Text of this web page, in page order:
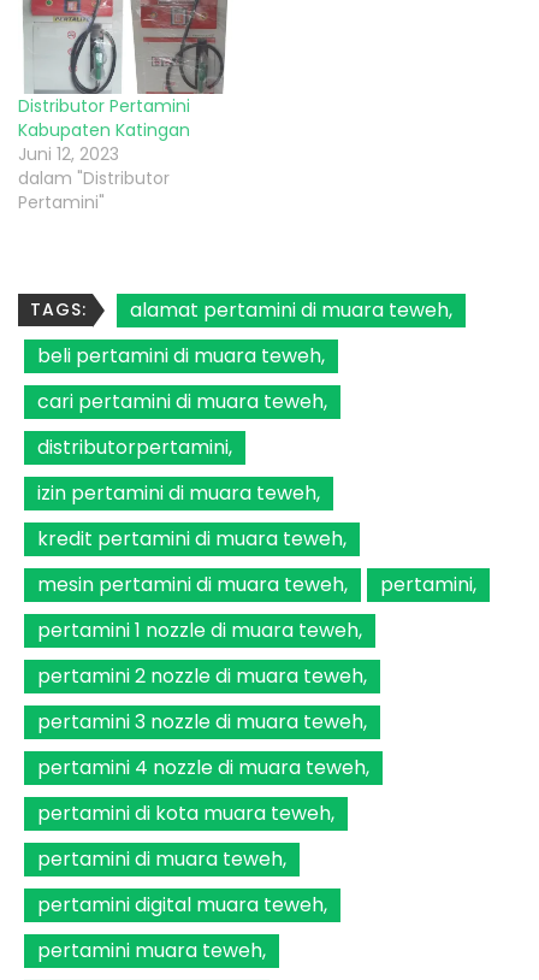
Distributor Pertamini
Kabupaten Katingan
Juni 12, 2023
dalam "Distributor
Pertamini"
TAGS:
alamat pertamini di muara teweh
beli pertamini di muara teweh
cari pertamini di muara teweh
distributorpertamini
izin pertamini di muara teweh
kredit pertamini di muara teweh
mesin pertamini di muara teweh
pertamini
pertamini 1 nozzle di muara teweh
pertamini 2 nozzle di muara teweh
pertamini 3 nozzle di muara teweh
pertamini 4 nozzle di muara teweh
pertamini di kota muara teweh
pertamini di muara teweh
pertamini digital muara teweh
pertamini muara teweh